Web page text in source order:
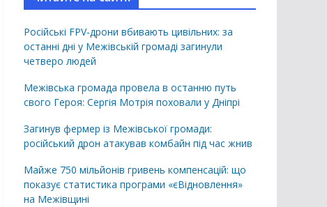
Російські FPV-дрони вбивають цивільних: за
останні дні у Межівській громаді загинули
четверо людей
Межівська громада провела в останню путь
свого Героя: Сергія Мотрія поховали у Дніпрі
Загинув фермер із Межівської громади:
російський дрон атакував комбайн під час жнив
Майже 750 мільйонів гривень компенсацій: що
показує статистика програми «єВідновлення»
на Межівщині